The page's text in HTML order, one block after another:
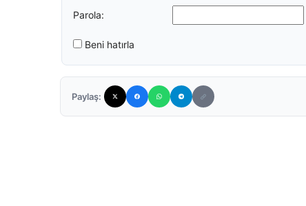
Parola:
Beni hatırla
Paylaş: